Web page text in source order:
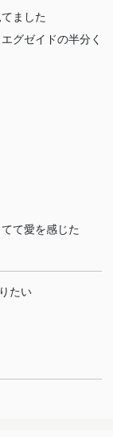
ました
グゼイドの半分く
て愛を感じた
こいいと思ってた
たい